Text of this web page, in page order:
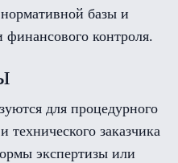
базы и
финансового контроля.
для процедурного
технического заказчика
экспертизы или